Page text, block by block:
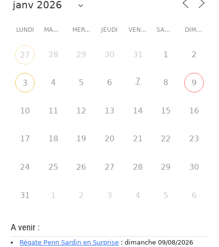
LUNDI MARDI MERCREDI JEUDI VENDREDI SAMEDI DIMANCHE
27 28 29 30 31 1 2
3 4 5 6 7 8 9
10 11 12 13 14 15 16
17 18 19 20 21 22 23
24 25 26 27 28 29 30
31 1 2 3 4 5 6
A venir :
Régate Penn Sardin en Surprise : dimanche 09/08/2026